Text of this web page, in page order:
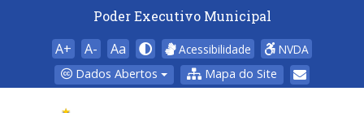
Poder Executivo Municipal
A+ A- Aa Acessibilidade
NVDA
Dados Abertos
Mapa do Site